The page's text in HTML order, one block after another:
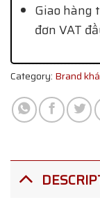
Giao hàng
đơn VAT
Category: Brand